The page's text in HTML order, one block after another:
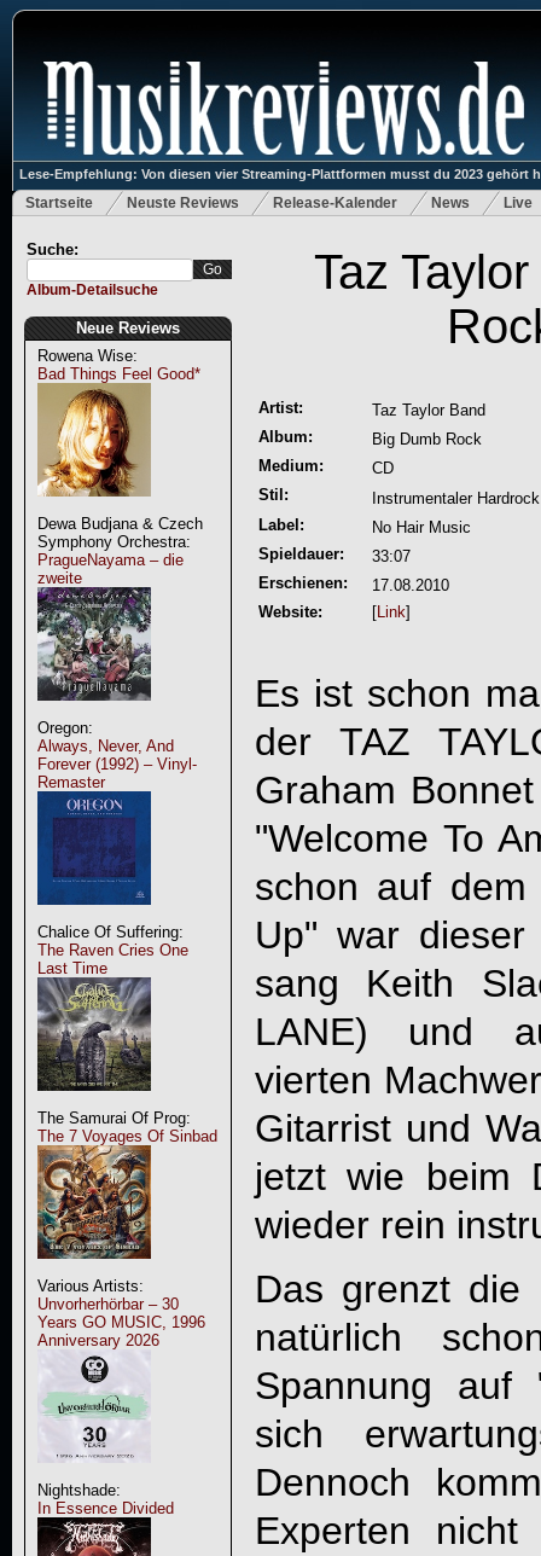
Lese-Empfehlung: Von diesen vier Streaming-Plattformen musst du 2023 gehört
Startseite Neuste Reviews Release-Kalender News Live
Suche:
Album-Detailsuche
Neue Reviews
Rowena Wise:
Bad Things Feel Good*
Dewa Budjana & Czech
Symphony Orchestra:
PragueNayama – die
zweite
Oregon:
Always, Never, And
Forever (1992) – Vinyl-
Remaster
Chalice Of Suffering:
The Raven Cries One
Last Time
The Samurai Of Prog:
The 7 Voyages Of Sinbad
Various Artists:
Unvorherhörbar – 30
Years GO MUSIC, 1996
Anniversary 2026
Nightshade:
In Essence Divided
Taz
Artist:
Taz Taylor Band
Album:
Big Dumb Rock
Medium:
CD
Stil:
Instrumentaler Hardrock
Label:
No Hair Music
Spieldauer:
33:07
Erschienen:
17.08.2010
Website:
[Link]
Es ist schon
der TAZ
Graham
"Welcome To
schon auf dem
Up" war
sang Keith
LANE) und
vierten
Gitarrist und
jetzt wie beim
wieder rein
Das grenzt die
natürlich
Spannung auf
sich
Dennoch
Experten